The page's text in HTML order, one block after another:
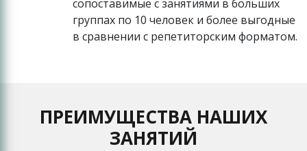
сопоставимые с занятиями в больших
группах по 10 человек и более выгодные
в сравнении с репетиторским форматом.
ПРЕИМУЩЕСТВА НАШИХ
ЗАНЯТИЙ